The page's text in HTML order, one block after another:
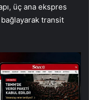
üç ana ekspres
transit